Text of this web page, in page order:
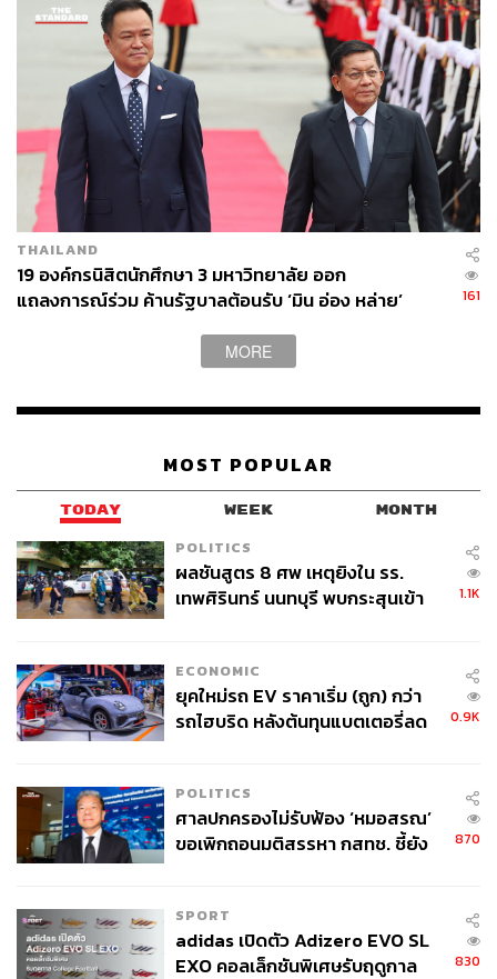
ปัจจัยสำคัญอีกประการหนึ่งคือภาพลักษณ์ของประเทศ โดย
เฉพาะ ‘ความเป็นกลาง’ ทางภูมิรัฐศาสตร์ ซึ่งเป็นจุดที่สร้าง
ความได้เปรียบอย่างชัดเจน ดร.ศุภวรรณ อธิบายว่า ความ
เป็นกลางนี้ช่วยสร้างความสบายใจให้กับผู้จัดงาน (Organizer)
ในการตัดสินใจเลือกประเทศไทย “Organizer สบายใจที่จะเอา
งานใหม่ๆ มาลง หรือสร้างการลงทุนในประเทศไทยเพื่อให้
เติบโตไปเลย”
ยุทธศาสตร์ดึงงานใหญ่ขับเคลื่อน S Curve
การขับเคลื่อนอุตสาหกรรมนี้สอดคล้องกับนโยบายของ
คลัสเตอร์หลักที่เป็นอุตสาหกรรมยุทธศาสตร์ หรือ S-Curve
มุ่งเน้นกลุ่มอุตสาหกรรมเป้าหมายเดียวกัน
กลุ่มเป้าหมายหลัก 5 คลัสเตอร์ ได้แก่ 1.การแพทย์และ
สุขภาพ (Medical/Medical Wellness), 2.ดิจิทัล, 3.ยานยนต์
สมัยใหม่, 4. BCG (เศรษฐกิจสีเขียว เกษตรและเทคโนโลยี
ชีวภาพ แปรรูปอาหาร) และ 5.บริการ (ท่องเที่ยวสุขภาพ การ
ทีเส็บจะใช้การประมูล (Bidding) เพื่อดึงงานใหม่ๆ เข้ามา
เนื่องจากงานแสดงสินค้ามีลักษณะพิเศษคือ เมื่อปักหลักที่
ประเทศใดแล้วมักจะอยู่นาน ไม่เวียนจัดเหมือนงานประชุม
ใหม่กำหนดจัดในไทยแล้ว 9 งาน จากผู้ประกอบการไทย,
อินเดีย, จีน, เยอรมนี และสหราชอาณาจักร
อีกทั้งการได้รับเลือกเป็นเจ้าภาพงานใหญ่อย่าง Gastech
งาน UFI Asia Pacific 2026 ถือเป็นดัชนีชี้วัดความเชื่อมั่นที่
แข็งแกร่งของนักธุรกิจต่างชาติ
THAILAND
19 องค์กรนิสิตนักศึกษา 3 มหาวิทยาลัย ออก
แถลงการณ์ร่วม ค้านรัฐบาลต้อนรับ ‘มิน อ่อง หล่าย’
161
MORE
MOST POPULAR
TODAY WEEK MONTH
POLITICS
ผลชันสูตร 8 ศพ เหตุยิงใน รร.
เทพศิรินทร์ นนทบุรี พบกระสุนเข้า
1.1K
ECONOMIC
ยุคใหม่รถ EV ราคาเริ่ม (ถูก) กว่า
รถไฮบริด หลังต้นทุนแบตเตอรี่ลด
0.9K
POLITICS
ศาลปกครองไม่รับฟ้อง ‘หมอสรณ’
ขอเพิกถอนมติสรรหา กสทช. ชี้ยัง
870
SPORT
adidas เปิดตัว Adizero EVO SL
EXO คอลเล็กชันพิเศษรับฤดูกาล
830